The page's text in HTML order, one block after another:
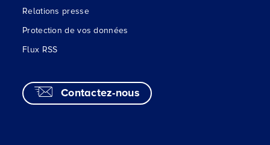
Relations presse
Protection de vos données
Flux RSS
Contactez-nous